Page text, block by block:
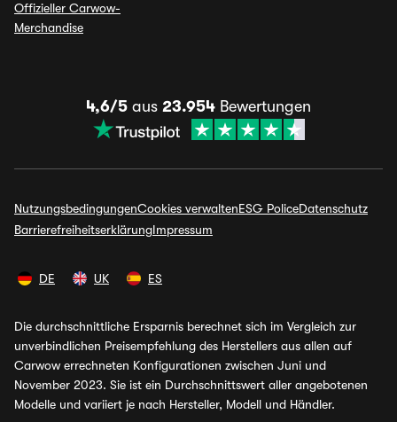
Offizieller Carwow-
Merchandise
4,6/5 aus 23.954 Bewertungen
NutzungsbedingungenCookies verwaltenESG PoliceDatenschutz
BarrierefreiheitserklärungImpressum
DE UK ES
Die durchschnittliche Ersparnis berechnet sich im Vergleich zur
unverbindlichen Preisempfehlung des Herstellers aus allen auf
Carwow errechneten Konfigurationen zwischen Juni und
November 2023. Sie ist ein Durchschnittswert aller angebotenen
Modelle und variiert je nach Hersteller, Modell und Händler.